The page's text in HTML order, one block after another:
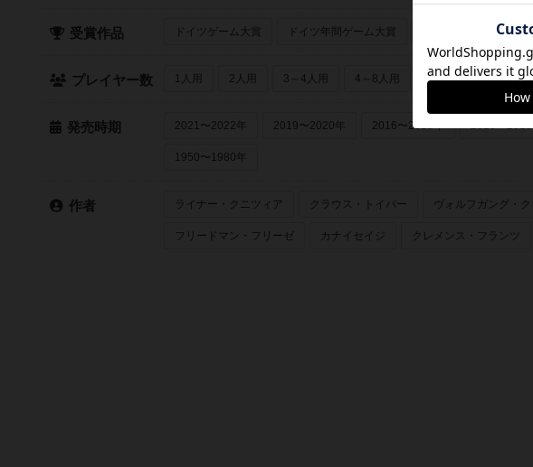
受賞作品 ドイツゲーム大賞 ドイツ年間ゲーム大賞 フランス年間ゲーム
プレイヤー数 1人用 2人用 3～4人用 4～8人用
発売時期 2021〜2022年 2019〜2020年 2016〜2018年
1950〜1980年
作者 ライナー・クニツィア クラウス・トイバー ヴォルフガング・
フリードマン・フリーゼ カナイセイジ クレメンス・フランツ